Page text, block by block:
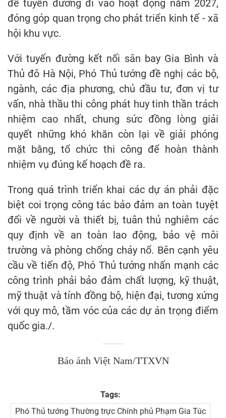
để tuyến đường đi vào hoạt động năm 2027,
đóng góp quan trọng cho phát triển kinh tế - xã
hội khu vực.
Với tuyến đường kết nối sân bay Gia Bình và
Thủ đô Hà Nội, Phó Thủ tướng đề nghị các bộ,
ngành, các địa phương, chủ đầu tư, đơn vị tư
vấn, nhà thầu thi công phát huy tinh thần trách
nhiệm cao nhất, chung sức đồng lòng giải
quyết những khó khăn còn lại về giải phóng
mặt bằng, tổ chức thi công để hoàn thành
nhiệm vụ đúng kế hoạch đề ra.
Trong quá trình triển khai các dự án phải đặc
biệt coi trọng công tác bảo đảm an toàn tuyệt
đối về người và thiết bị, tuân thủ nghiêm các
quy định về an toàn lao động, bảo vệ môi
trường và phòng chống cháy nổ. Bên cạnh yêu
cầu về tiến độ, Phó Thủ tướng nhấn mạnh các
công trình phải bảo đảm chất lượng, kỹ thuật,
mỹ thuật và tính đồng bộ, hiện đại, tương xứng
với quy mô, tầm vóc của các dự án trọng điểm
quốc gia./.
Báo ảnh Việt Nam/TTXVN
Tags:
Phó Thủ tướng Thường trực Chính phủ Phạm Gia Túc